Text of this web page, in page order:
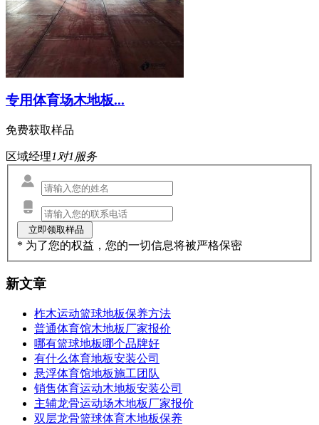
专用体育场木地板...
免费获取样品
区域经理1对1服务
* 为了您的权益，您的一切信息将被严格保密
新文章
柞木运动篮球地板保养方法
普通体育馆木地板厂家报价
哪有篮球地板哪个品牌好
有什么体育地板安装公司
悬浮体育馆地板施工团队
销售体育运动木地板安装公司
主辅龙骨运动场木地板厂家报价
双层龙骨篮球体育木地板保养